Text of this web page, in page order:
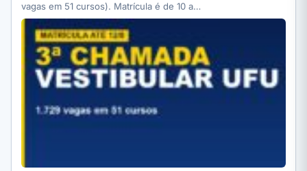
vagas em 51 cursos). Matrícula é de 10 a…